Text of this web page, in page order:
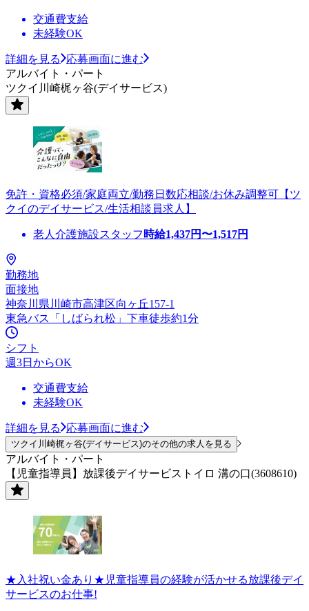
交通費支給
未経験OK
詳細を見る
応募画面に進む
アルバイト・パート
ツクイ川崎梶ヶ谷(デイサービス)
免許・資格必須/家庭両立/勤務日数応相談/お休み調整可【ツ
クイのデイサービス/生活相談員求人】
老人介護施設スタッフ 時給1,437円〜1,517円
勤務地
面接地
神奈川県川崎市高津区向ヶ丘157-1
東急バス「しばられ松」下車徒歩約1分
シフト
週3日からOK
交通費支給
未経験OK
詳細を見る 応募画面に進む
ツクイ川崎梶ヶ谷(デイサービス)のその他の求人を見る
アルバイト・パート
【児童指導員】放課後デイサービストイロ 溝の口(3608610)
★入社祝い金あり★児童指導員の経験が活かせる放課後デイ
サービスのお仕事!